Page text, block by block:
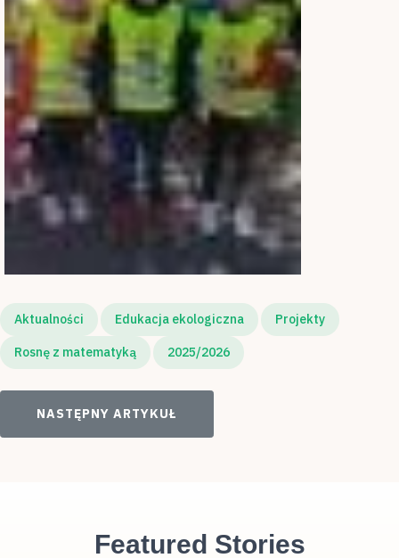
Aktualności Edukacja ekologiczna Projekty
Rosnę z matematyką 2025/2026
NASTĘPNY ARTYKUŁ: FESTIWAL PIĘKNEJ MOWY I
NASTĘPNY ARTYKUŁ
Featured Stories